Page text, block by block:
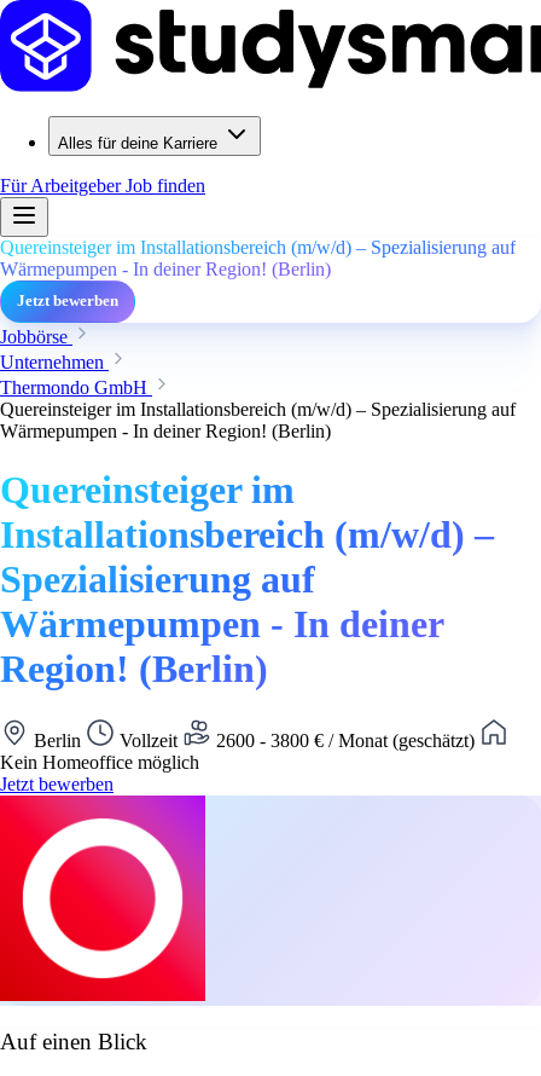
Alles für deine Karriere
Für ArbeitgeberJob finden
Quereinsteiger im Installationsbereich (m/w/d) – Spezialisierung auf
Wärmepumpen - In deiner Region! (Berlin)
Jetzt bewerben
Jobbörse
Unternehmen
Thermondo GmbH
Quereinsteiger im Installationsbereich (m/w/d) – Spezialisierung auf
Wärmepumpen - In deiner Region! (Berlin)
Quereinsteiger im
Installationsbereich (m/w/d) –
Spezialisierung auf
Wärmepumpen - In deiner
Region! (Berlin)
Berlin Vollzeit
2600 - 3800 € / Monat (geschätzt)
Kein Homeoffice möglich
Jetzt bewerben
Auf einen Blick